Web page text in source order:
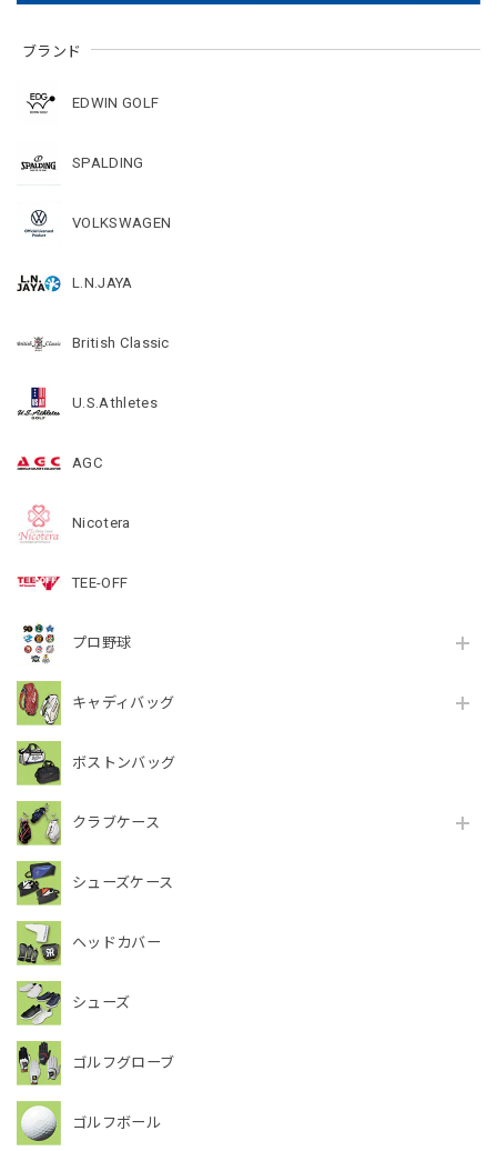
ブランド
EDWIN GOLF
SPALDING
VOLKSWAGEN
L.N.JAYA
British Classic
U.S.Athletes
AGC
Nicotera
TEE-OFF
プロ野球
キャディバッグ
ボストンバッグ
クラブケース
シューズケース
ヘッドカバー
シューズ
ゴルフグローブ
ゴルフボール